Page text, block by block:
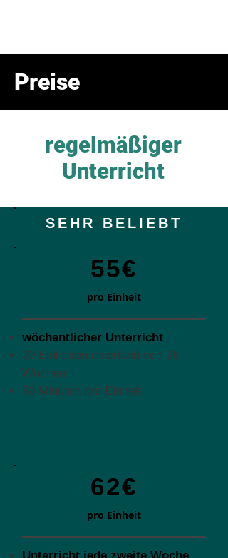
Preise
regelmäßiger
Unterricht
SEHR BELIEBT
55€
pro Einheit
wöchentlicher Unterricht
20 Einheiten innerhalb von 26
Wochen
50 Minuten pro Einheit
62€
pro Einheit